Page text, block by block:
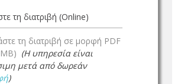
τη διατριβή (Online)
τη διατριβή σε μορφή PDF
(Η υπηρεσία είναι
μετά από δωρεάν
)